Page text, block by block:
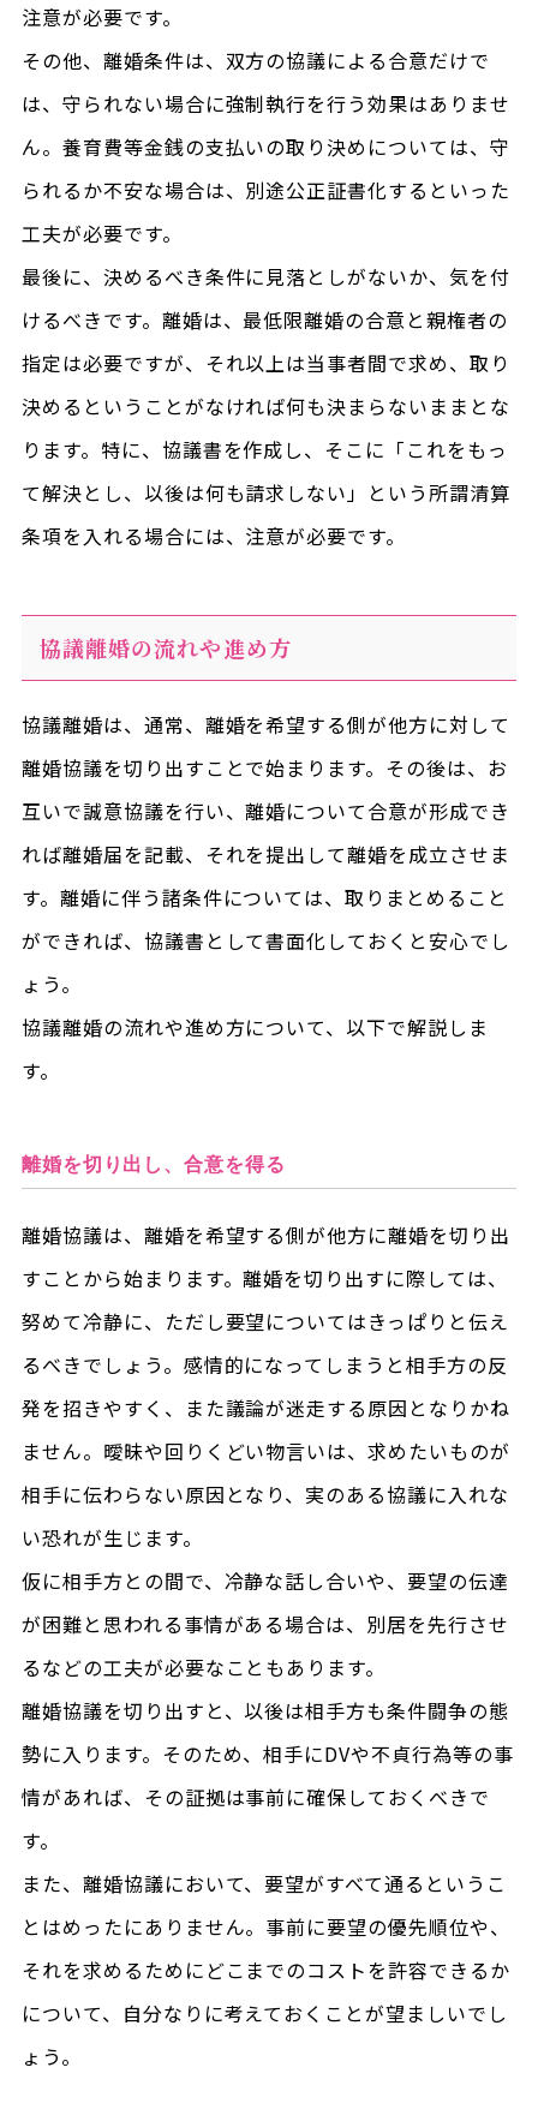
注意が必要です。
その他、離婚条件は、双方の協議による合意だけで
は、守られない場合に強制執行を行う効果はありませ
ん。養育費等金銭の支払いの取り決めについては、守
られるか不安な場合は、別途公正証書化するといった
工夫が必要です。
最後に、決めるべき条件に見落としがないか、気を付
けるべきです。離婚は、最低限離婚の合意と親権者の
指定は必要ですが、それ以上は当事者間で求め、取り
決めるということがなければ何も決まらないままとな
ります。特に、協議書を作成し、そこに「これをもっ
て解決とし、以後は何も請求しない」という所謂清算
条項を入れる場合には、注意が必要です。
協議離婚の流れや進め方
協議離婚は、通常、離婚を希望する側が他方に対して
離婚協議を切り出すことで始まります。その後は、お
互いで誠意協議を行い、離婚について合意が形成でき
れば離婚届を記載、それを提出して離婚を成立させま
す。離婚に伴う諸条件については、取りまとめること
ができれば、協議書として書面化しておくと安心でし
ょう。
協議離婚の流れや進め方について、以下で解説しま
す。
離婚を切り出し、合意を得る
離婚協議は、離婚を希望する側が他方に離婚を切り出
すことから始まります。離婚を切り出すに際しては、
努めて冷静に、ただし要望についてはきっぱりと伝え
るべきでしょう。感情的になってしまうと相手方の反
発を招きやすく、また議論が迷走する原因となりかね
ません。曖昧や回りくどい物言いは、求めたいものが
相手に伝わらない原因となり、実のある協議に入れな
い恐れが生じます。
仮に相手方との間で、冷静な話し合いや、要望の伝達
が困難と思われる事情がある場合は、別居を先行させ
るなどの工夫が必要なこともあります。
離婚協議を切り出すと、以後は相手方も条件闘争の態
勢に入ります。そのため、相手にDVや不貞行為等の事
情があれば、その証拠は事前に確保しておくべきで
す。
また、離婚協議において、要望がすべて通るというこ
とはめったにありません。事前に要望の優先順位や、
それを求めるためにどこまでのコストを許容できるか
について、自分なりに考えておくことが望ましいでし
ょう。